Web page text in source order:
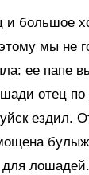
и большое
мы не
ее папе
отец по
ездил.
для